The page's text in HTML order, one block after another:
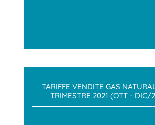
TARIFFE VENDITE GAS
TRIMESTRE 2021 (OTT - DIC/